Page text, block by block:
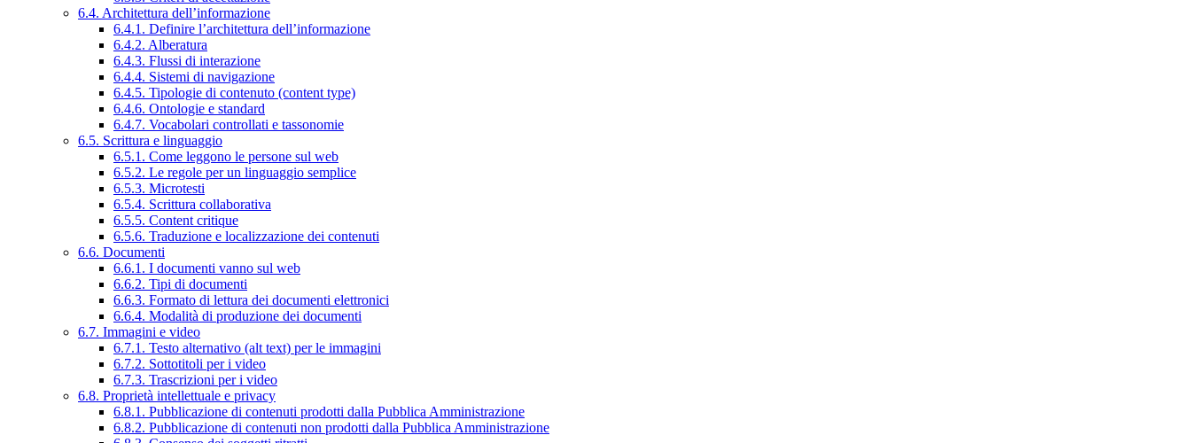
6.4. Architettura dell’informazione
6.4.1. Definire l’architettura dell’informazione
6.4.2. Alberatura
6.4.3. Flussi di interazione
6.4.4. Sistemi di navigazione
6.4.5. Tipologie di contenuto (content type)
6.4.6. Ontologie e standard
6.4.7. Vocabolari controllati e tassonomie
6.5. Scrittura e linguaggio
6.5.1. Come leggono le persone sul web
6.5.2. Le regole per un linguaggio semplice
6.5.3. Microtesti
6.5.4. Scrittura collaborativa
6.5.5. Content critique
6.5.6. Traduzione e localizzazione dei contenuti
6.6. Documenti
6.6.1. I documenti vanno sul web
6.6.2. Tipi di documenti
6.6.3. Formato di lettura dei documenti elettronici
6.6.4. Modalità di produzione dei documenti
6.7. Immagini e video
6.7.1. Testo alternativo (alt text) per le immagini
6.7.2. Sottotitoli per i video
6.7.3. Trascrizioni per i video
6.8. Proprietà intellettuale e privacy
6.8.1. Pubblicazione di contenuti prodotti dalla Pubblica Amministrazione
6.8.2. Pubblicazione di contenuti non prodotti dalla Pubblica Amministrazione